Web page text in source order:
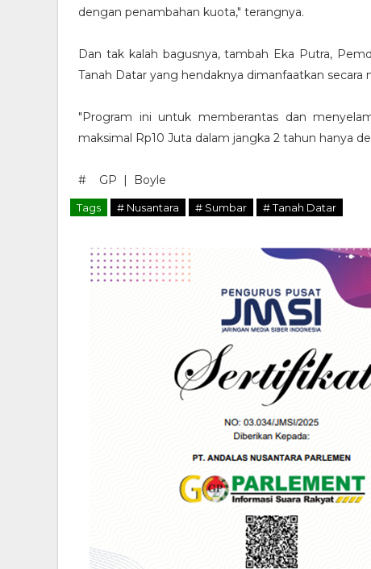
dengan penambahan kuota," terangnya.
Dan tak kalah bagusnya, tambah Eka Putra,
Tanah Datar yang hendaknya dimanfaatkan secara
"Program ini untuk memberantas dan
maksimal Rp10 Juta dalam jangka 2 tahun hanya
# GP | Boyle
Tags # Nusantara # Sumbar # Tanah Datar